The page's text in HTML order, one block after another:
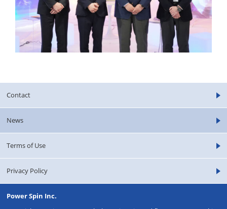
Contact
News
Terms of Use
Privacy Policy
Power Spin Inc.